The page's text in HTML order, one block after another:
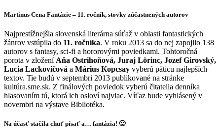
Martinus Cena Fantázie – 11. ročník, stovky zúčastnených autorov
Najprestížnejšia slovenská literárna súťaž v oblasti fantastických
žánrov vstúpila do 11. ročníka. V roku 2013 sa do nej zapojilo 138
autorov s fantasy, sci-fi a hororovými poviedkami. Tohtoročná
porota v zložení Aňa Ostrihoňová, Juraj Lörinc, Jozef Girovský,
Lucia Lackovičová a Márius Kopcsay vyberú päticu najlepších
textov. Tie budú v septembri 2013 publikované na stránke
kultúra.sme.sk. Z finálových poviedok vyberú čitatelia denníka
hlasovaním tú, ktorá ich osloví najviac. Víťaz bude vyhlásený v
novembri na výstave Bibliotéka.
Na účasť stačila chuť písať a… fantázia! 🙂